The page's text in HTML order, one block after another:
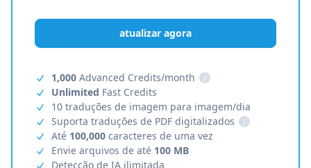
atualizar agora
1,000 Advanced Credits/month
i
Unlimited Fast Credits
10 traduções de imagem para imagem/dia
Suporta traduções de PDF digitalizados
i
Até 100,000 caracteres de uma vez
Envie arquivos de até 100 MB
Detecção de IA ilimitada